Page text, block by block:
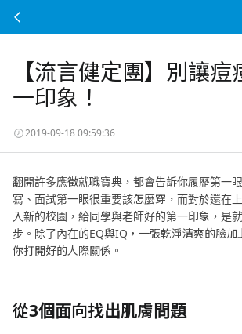
【流言健定團】別讓
一印象！
2019-09-18 09:59:36
翻開許多應徵就職寶典，都會告訴你履歷第一
寫、面試第一眼很重要該怎麼穿，而對於還在
入新的校園，給同學與老師好的第一印象，是
步。除了內在的EQ與IQ，一張乾淨清爽的臉加
你打開好的人際關係。
從3個面向找出肌膚問題